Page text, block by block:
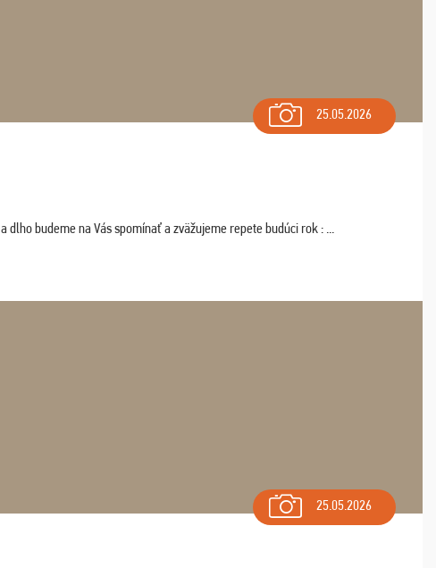
25.05.2026
budeme na Vás spomínať a zväžujeme repete budúci rok : ...
25.05.2026